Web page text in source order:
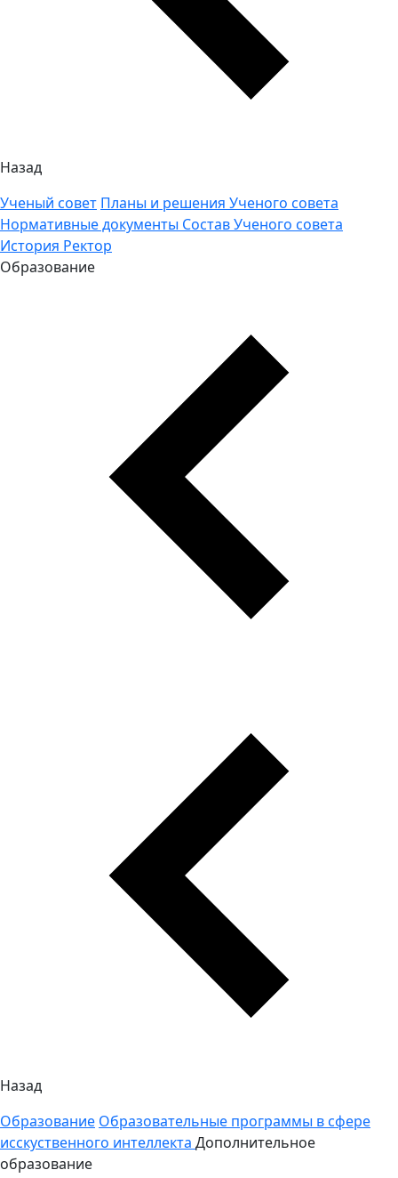
Назад
Ученый совет Планы и решения Ученого совета
Нормативные документы Состав Ученого совета
История Ректор
Образование
Назад
Образование Образовательные программы в сфере
исскуственного интеллекта Дополнительное
образование